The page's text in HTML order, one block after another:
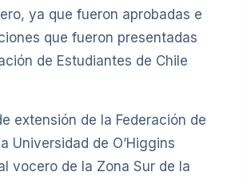
ya que fueron aprobadas e
que fueron presentadas
de Estudiantes de Chile
extensión de la Federación de
Universidad de O’Higgins
vocero de la Zona Sur de la